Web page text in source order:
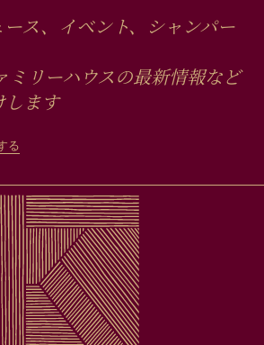
ス、イベント、シャンパー
リーハウスの最新情報など
ます
る